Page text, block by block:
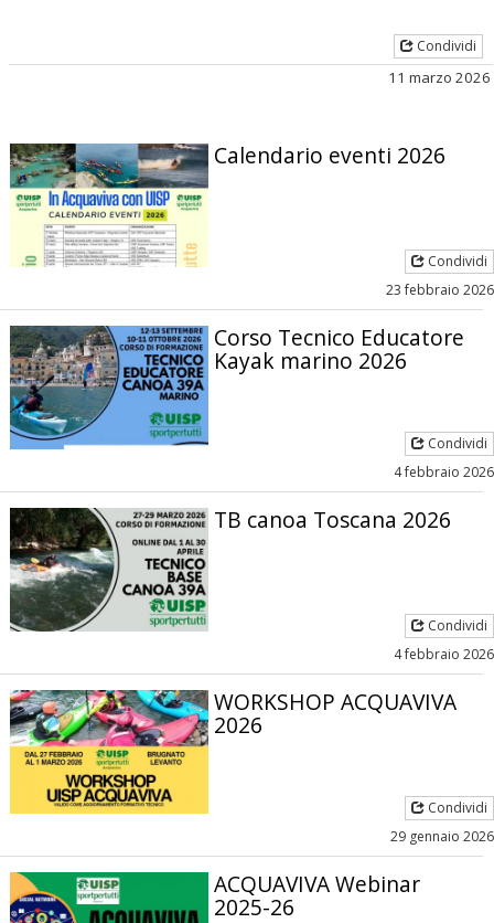
Condividi
11 marzo 2026
Calendario eventi 2026
Condividi
23 febbraio 2026
Corso Tecnico Educatore
Kayak marino 2026
Condividi
4 febbraio 2026
TB canoa Toscana 2026
Condividi
4 febbraio 2026
WORKSHOP ACQUAVIVA
2026
Condividi
29 gennaio 2026
ACQUAVIVA Webinar
2025-26